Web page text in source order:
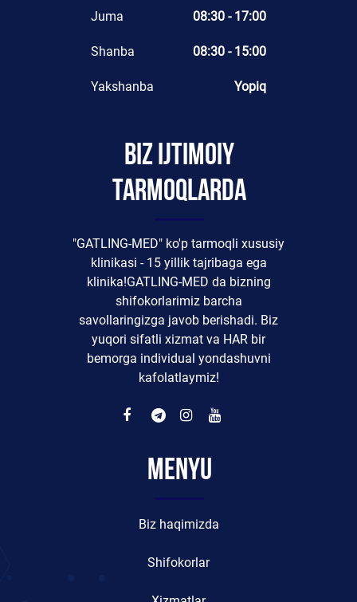
Juma 08:30 - 17:00
Shanba 08:30 - 15:00
Yakshanba Yopiq
Biz ijtimoiy
tarmoqlarda
"GATLING-MED" ko'p tarmoqli xususiy
klinikasi - 15 yillik tajribaga ega
klinika!GATLING-MED da bizning
shifokorlarimiz barcha
savollaringizga javob berishadi. Biz
yuqori sifatli xizmat va HAR bir
bemorga individual yondashuvni
kafolatlaymiz!
Menyu
Biz haqimizda
Shifokorlar